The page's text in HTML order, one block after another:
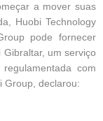
a mover suas
Huobi Technology
pode fornecer
um serviço
com
Group, declarou: